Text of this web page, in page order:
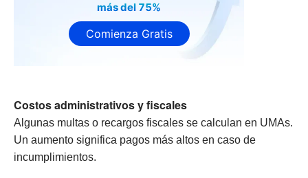
más del 75%
Comienza Gratis
Costos administrativos y fiscales
Algunas multas o recargos fiscales se calculan en UMAs.
Un aumento significa pagos más altos en caso de
incumplimientos.